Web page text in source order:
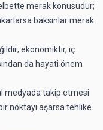
merak konusudur;
baksınlar merak
ekonomiktir, iç
da hayati önem
medyada takip etmesi
noktayı aşarsa tehlike